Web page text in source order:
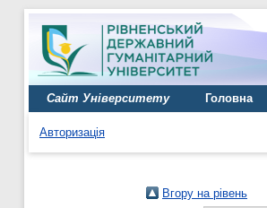
Сайт Університету Головна
Авторизація
Вгору на рівень